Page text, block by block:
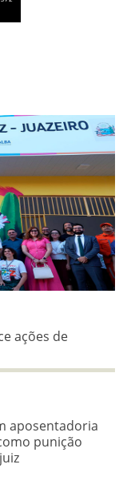
ações de
aposentadoria
punição